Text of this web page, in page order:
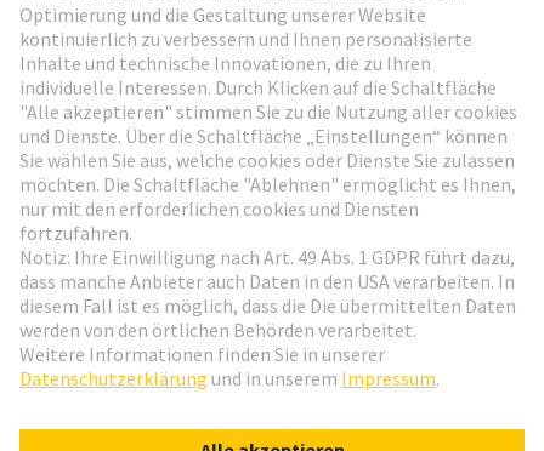
Weiter zur Anmeldung
Social Media
Deutschland Deutsch